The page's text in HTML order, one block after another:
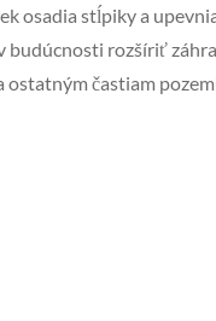
osadia stĺpiky a
budúcnosti rozšíriť
častiam